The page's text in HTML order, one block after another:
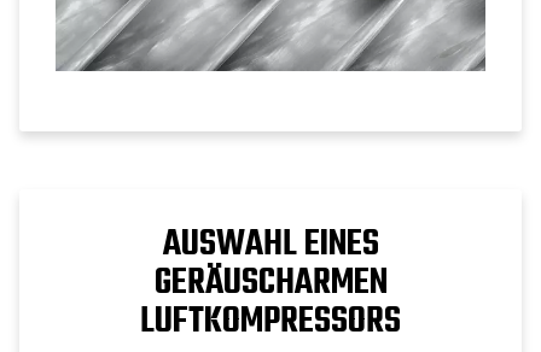
AUSWAHL EINES
GERÄUSCHARMEN
LUFTKOMPRESSORS